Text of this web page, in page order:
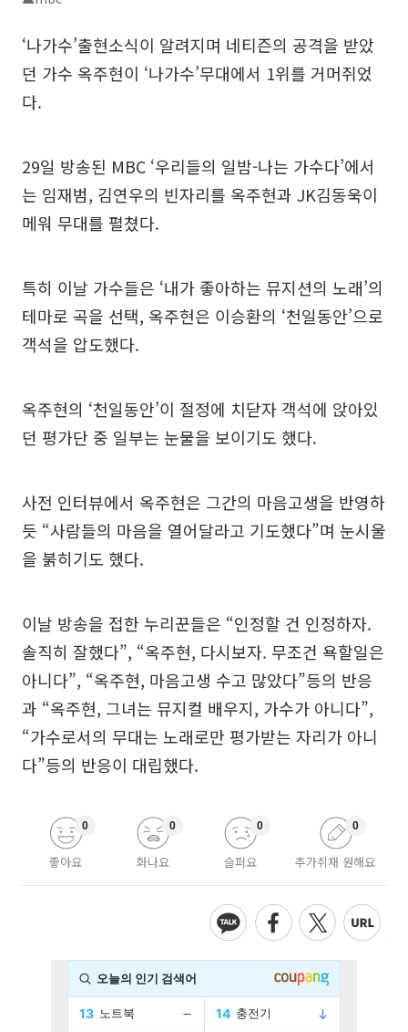
‘나가수’출현소식이 알려지며 네티즌의 공격을 받았
던 가수 옥주현이 ‘나가수’무대에서 1위를 거머쥐었
다.
29일 방송된 MBC ‘우리들의 일밤-나는 가수다’에서
는 임재범, 김연우의 빈자리를 옥주현과 JK김동욱이
메워 무대를 펼쳤다.
특히 이날 가수들은 ‘내가 좋아하는 뮤지션의 노래’의
테마로 곡을 선택, 옥주현은 이승환의 ‘천일동안’으로
객석을 압도했다.
옥주현의 ‘천일동안’이 절정에 치닫자 객석에 앉아있
던 평가단 중 일부는 눈물을 보이기도 했다.
사전 인터뷰에서 옥주현은 그간의 마음고생을 반영하
듯 “사람들의 마음을 열어달라고 기도했다”며 눈시울
을 붉히기도 했다.
이날 방송을 접한 누리꾼들은 “인정할 건 인정하자.
솔직히 잘했다”, “옥주현, 다시보자. 무조건 욕할일은
아니다”, “옥주현, 마음고생 수고 많았다”등의 반응
과 “옥주현, 그녀는 뮤지컬 배우지, 가수가 아니다”,
“가수로서의 무대는 노래로만 평가받는 자리가 아니
다”등의 반응이 대립했다.
좋아요
0
화나요
0
슬퍼요
0
추가취재 원해요
0